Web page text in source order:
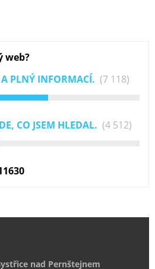
web?
PLNÝ INFORMACÍ. (7 118)
CO JSEM HLEDAL. (4 512)
nad Pernštejnem